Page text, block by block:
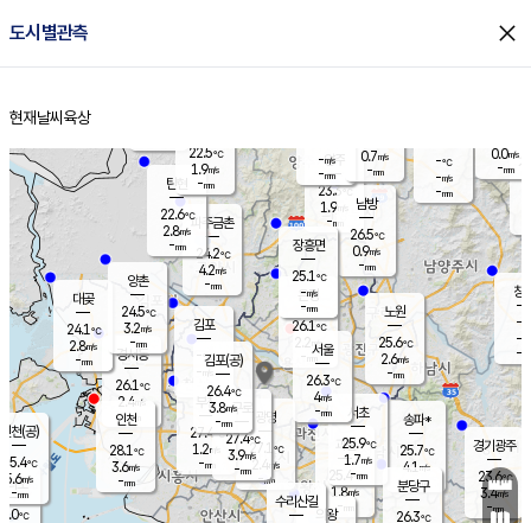
도시별관측 close
홈
현재날씨 육상
의도
℃
양주
23.3℃
1.9
-mm
과천
25.4℃
1.8m/s
- mm
경기광주
23.6℃
3.4m/s
-mm
경서동
26.1℃
2.4 m/s
-mm
파주금촌
24.2℃
4.2m/s
-mm
-℃
-m/s
-mm
대곶
24.1℃
2.8m/s
-mm
창
-
-m/
-
탄현
22.6℃
2.8m/s
-mm
0.0m/s
-mm
의왕
김포
- ℃
-m/s
mm
광명
27.1
℃
2.4 m/s
-mm
부천
27.4℃
1.2m/s
-mm
양촌
24.5℃
3.2m/s
-mm
구로
27.4℃
3.9m/s
-mm
은평
26.1℃
2.2 m/s
- mm
노원
25.6℃
2.6m/s
-mm
송파*
25.7℃
4.1 m/s
-mm
서초
25.9℃
1.7m/s
-mm
남방
26.5℃
0.9m/s
-mm
수리산길
분당구
26.3℃
장흥면
25.1℃
-m/s
-mm
-m/s
-mm
인천(공)
25.4℃
5.6m/s
-mm
김포(공)
26.4℃
3.8m/s
-mm
인천
28.1℃
3.6m/s
-mm
서울
26.3℃
4m/s
-mm
22.5℃
1.9m/s
-mm
0.7m/s
-mm